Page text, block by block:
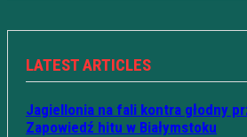
LATEST ARTICLES
Jagiellonia na fali kontra głodny
Zapowiedź hitu w Białymstoku